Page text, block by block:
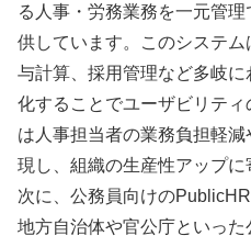
る人事・労務業務を一元管
供しています。このシステ
与計算、採用管理など多岐
化することでユーザビリテ
は人事担当者の業務負担軽
現し、組織の生産性アップに
次に、公務員向けの
地方自治体や官公庁といっ